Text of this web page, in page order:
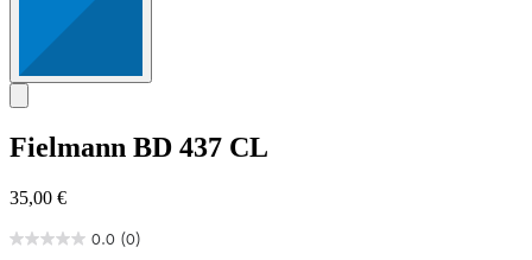
Fielmann BD 437 CL
35,00 €
0.0 (0)
0.0